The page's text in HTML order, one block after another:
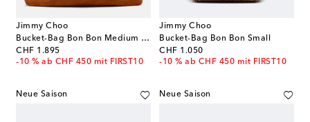
Jimmy Choo
Bucket-Bag Bon Bon Medium aus Veloursleder
CHF 1.895
original price
-10 % ab CHF 450 mit FIRST10
Jimmy Choo
Bucket-Bag Bon Bon Small
CHF 1.050
original price
-10 % ab CHF 450 mit FIRST10
Neue Saison Neue Saison